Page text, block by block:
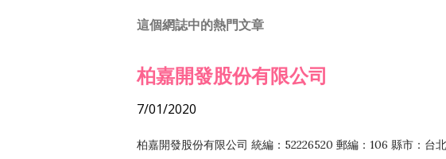
這個網誌中的熱門文章
柏嘉開發股份有限公司
7/01/2020
柏嘉開發股份有限公司 統編：52226520 郵編：106 縣市：台